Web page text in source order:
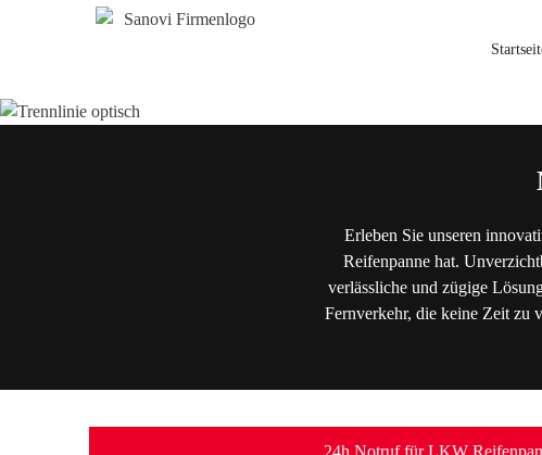
Erleben Sie unseren
Reifenpanne hat.
verlässliche und zügige
Fernverkehr, die keine Zeit zu